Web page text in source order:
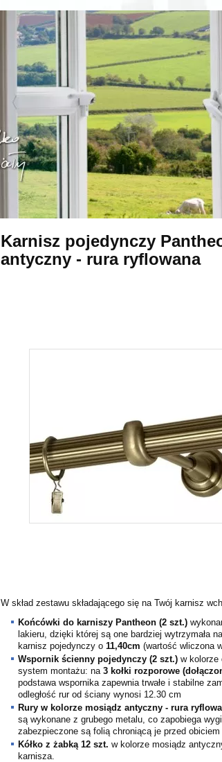
Karnisz pojedynczy
antyczny - rura ryflowana
W skład zestawu składającego się na Twój karnisz
Końcówki do karniszy Pantheon (2 szt.)
lakieru , dzięki której są one bardziej wytrzymała
karnisz pojedynczy o 11,40cm (wartość wliczona
Wspornik ścienny pojedynczy (2 szt.) w kolorze
system montażu: na 3 kołki rozporowe
podstawa wspornika zapewnia trwałe i stabilne
odległość rur od ściany wynosi 12.30 cm
Rury w kolorze mosiądz antyczny - rura
są wykonane z grubego metalu, co zapobiega
zabezpieczone są folią chroniącą je przed
Kółko z żabką 12 szt. w kolorze mosiądz
karnisza.